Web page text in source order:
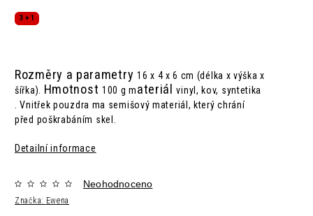
3 + 1
Rozměry a parametry 16 x 4 x 6 cm (délka x výška x
šířka). Hmotnost 100 g materiálvinyl, kov, syntetika
.Vnitřek pouzdra ma semišový materiál, který chrání
před poškrabáním skel.
Detailní informace
Značka: Ewena
Neohodnoceno